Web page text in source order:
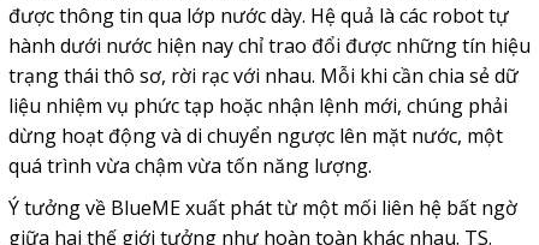
được thông tin qua lớp nước dày. Hệ quả là các robot tự
hành dưới nước hiện nay chỉ trao đổi được những tín hiệu
trạng thái thô sơ, rời rạc với nhau. Mỗi khi cần chia sẻ dữ
liệu nhiệm vụ phức tạp hoặc nhận lệnh mới, chúng phải
dừng hoạt động và di chuyển ngược lên mặt nước, một
quá trình vừa chậm vừa tốn năng lượng.
Ý tưởng về BlueME xuất phát từ một mối liên hệ bất ngờ
giữa hai thế giới tưởng như hoàn toàn khác nhau. TS.